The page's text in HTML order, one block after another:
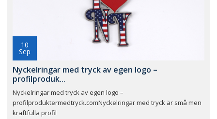
10
Sep
Nyckelringar med tryck av egen logo –
profilproduk...
Nyckelringar med tryck av egen logo –
profilproduktermedtryck.comNyckelringar med tryck är små men
kraftfulla profil